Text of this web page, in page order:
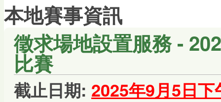
本地賽事資訊
徵求場地設置服務 -
比賽
截止日期: 2025年9月5日下